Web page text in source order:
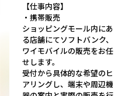
【仕事内容】
・携帯販売
ショッピングモール内にあ
る店舗にてソフトバンク、
ワイモバイルの販売をお任
せします。
受付から具体的な希望のヒ
アリングし、端末や周辺機